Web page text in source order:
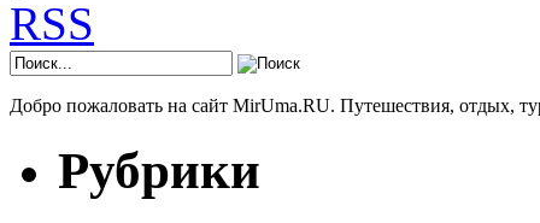
Добро пожаловать на сайт MirUma.RU. Путешествия, отдых,
Рубрики